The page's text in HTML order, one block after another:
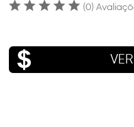
(0)